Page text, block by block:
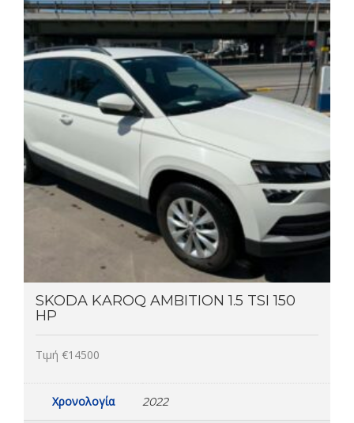
SKODA KAROQ AMBITION 1.5 TSI 150
HP
Τιμή €14500
Χρονολογία 2022